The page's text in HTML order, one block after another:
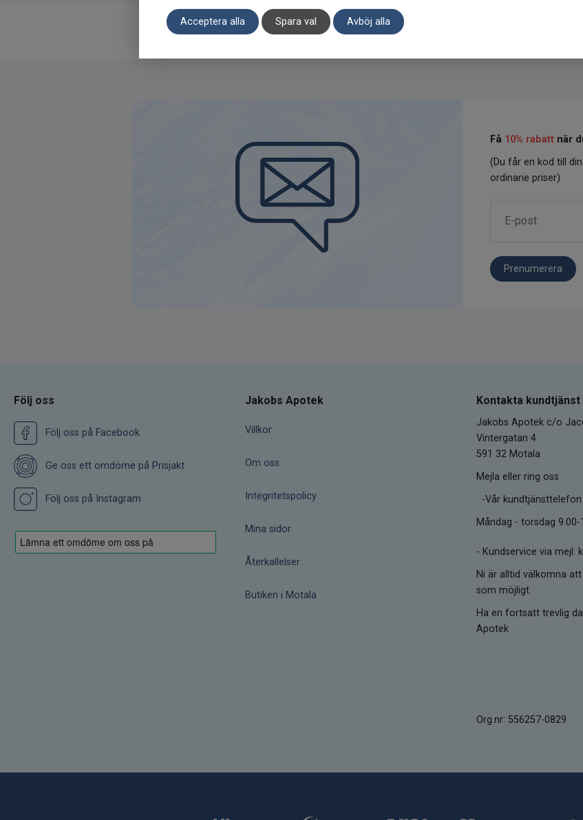
Acceptera alla Spara val Avböj alla
Få 10% rabatt när
(Du får en kod till
ordinarie priser)
Prenumerera
Följ oss
Följ oss på Facebook
Ge oss ett omdöme på Prisjakt
Följ oss på Instagram
Jakobs Apotek
Villkor
Om oss
Integritetspolicy
Mina sidor
Återkallelser
Butiken i Motala
Kontakta kundtjänst
Jakobs Apotek c/o
Vintergatan 4
591 32 Motala
Mejla eller ring oss
-Vår
Måndag - torsdag
- Kundservice via mejl:
Ni är alltid välkomna
som möjligt.
Ha en fortsatt trevlig
Apotek
Org.nr: 556257-0829